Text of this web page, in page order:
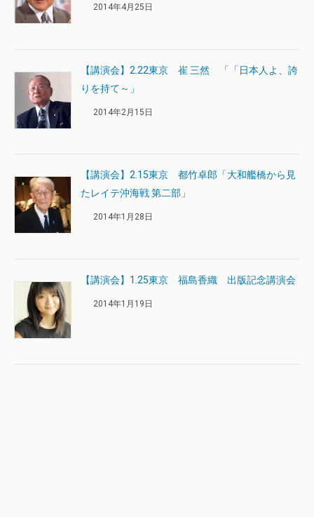
2014年4月25日
【講演会】2.22東京 崔 三然 「「日本人よ、誇
りを持て～」
2014年2月15日
【講演会】2.15東京 都竹卓郎「大和艦橋から見
たレイテ沖海戦 第二部」
2014年1月28日
【講演会】1.25東京 福島香織 出版記念講演会
2014年1月19日